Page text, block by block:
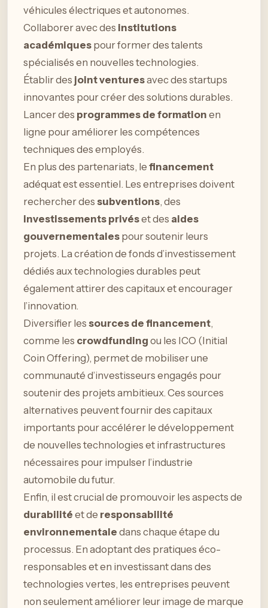
véhicules électriques et autonomes.
Collaborer avec des institutions
académiques pour former des talents
spécialisés en nouvelles technologies.
Établir des joint venturesavec des startups
innovantes pour créer des solutions durables.
Lancer des programmes de formation en
ligne pour améliorer les compétences
techniques des employés.
En plus des partenariats, le financement
adéquat est essentiel. Les entreprises doivent
rechercher des subventions, des
investissements privéset des aides
gouvernementales pour soutenir leurs
projets. La création de fonds d’investissement
dédiés aux technologies durables peut
également attirer des capitaux et encourager
l’innovation.
Diversifier les sources de financement,
comme les crowdfunding ou les ICO (Initial
Coin Offering), permet de mobiliser une
communauté d’investisseurs engagés pour
soutenir des projets ambitieux. Ces sources
alternatives peuvent fournir des capitaux
importants pour accélérer le développement
de nouvelles technologies et infrastructures
nécessaires pour impulser l’industrie
automobile du futur.
Enfin, il est crucial de promouvoir les aspects de
durabilité et de responsabilité
environnementale dans chaque étape du
processus. En adoptant des pratiques éco-
responsables et en investissant dans des
technologies vertes, les entreprises peuvent
non seulement améliorer leur image de marque